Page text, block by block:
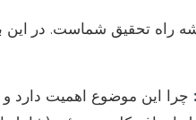
راه تحقیق شماست. در
چرا این موضوع اهمیت دارد